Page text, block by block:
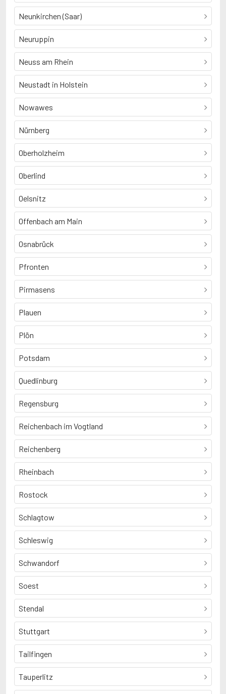
Neunkirchen (Saar)
Neuruppin
Neuss am Rhein
Neustadt in Holstein
Nowawes
Nürnberg
Oberholzheim
Oberlind
Oelsnitz
Offenbach am Main
Osnabrück
Pfronten
Pirmasens
Plauen
Plön
Potsdam
Quedlinburg
Regensburg
Reichenbach im Vogtland
Reichenberg
Rheinbach
Rostock
Schlagtow
Schleswig
Schwandorf
Soest
Stendal
Stuttgart
Tailfingen
Tauperlitz